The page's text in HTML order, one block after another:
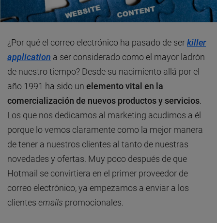
¿Por qué el correo electrónico ha pasado de serkiller
application a ser considerado como el mayor ladrón
de nuestro tiempo? Desde su nacimiento allá por el
año 1991 ha sido un elemento vital en la
comercialización de nuevos productos y servicios.
Los que nos dedicamos al marketing acudimos a él
porque lo vemos claramente como la mejor manera
de tener a nuestros clientes al tanto de nuestras
novedades y ofertas. Muy poco después de que
Hotmail se convirtiera en el primer proveedor de
correo electrónico, ya empezamos a enviar a los
clientes emails promocionales.